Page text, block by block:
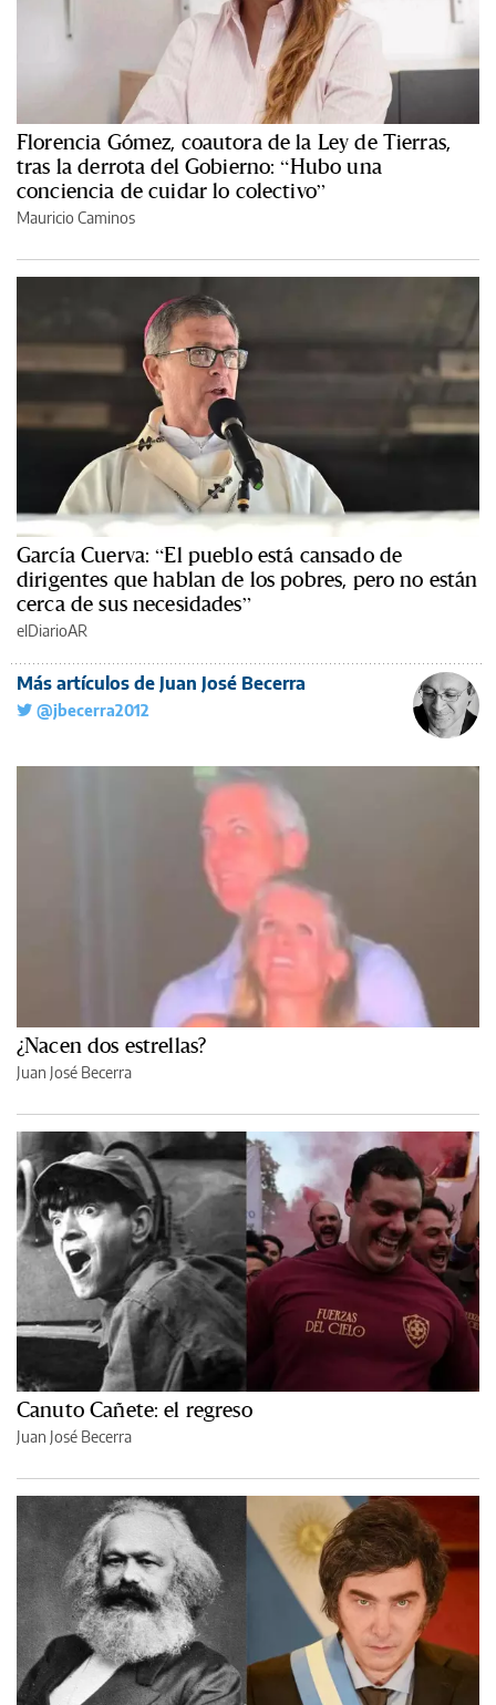
Florencia Gómez, coautora de la Ley de Tierras,
tras la derrota del Gobierno: “Hubo una
conciencia de cuidar lo colectivo”
Mauricio Caminos
García Cuerva: “El pueblo está cansado de
dirigentes que hablan de los pobres, pero no están
cerca de sus necesidades”
elDiarioAR
Más artículos de Juan José Becerra
@jbecerra2012
¿Nacen dos estrellas?
Juan José Becerra
Canuto Cañete: el regreso
Juan José Becerra